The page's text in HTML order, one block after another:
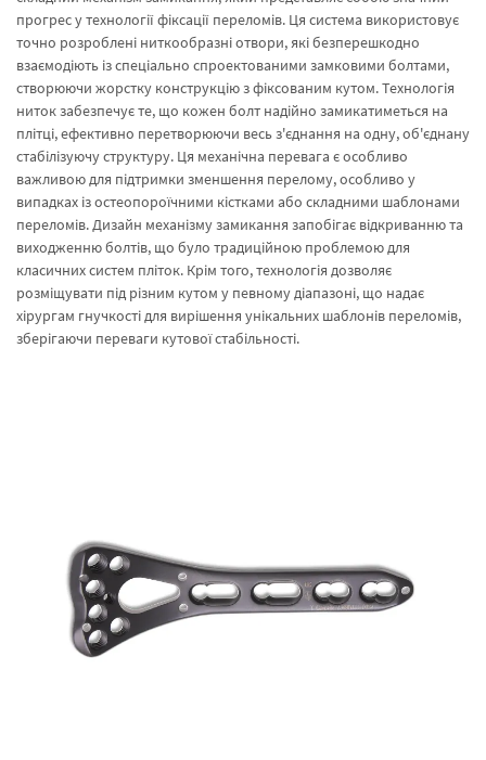
прогрес у технології фіксації переломів. Ця система використовує
точно розроблені ниткообразні отвори, які безперешкодно
взаємодіють із спеціально спроектованими замковими болтами,
створюючи жорстку конструкцію з фіксованим кутом. Технологія
ниток забезпечує те, що кожен болт надійно замикатиметься на
плітці, ефективно перетворюючи весь з'єднання на одну, об'єднану
стабілізуючу структуру. Ця механічна перевага є особливо
важливою для підтримки зменшення перелому, особливо у
випадках із остеопороїчними кістками або складними шаблонами
переломів. Дизайн механізму замикання запобігає відкриванню та
виходженню болтів, що було традиційною проблемою для
класичних систем пліток. Крім того, технологія дозволяє
розміщувати під різним кутом у певному діапазоні, що надає
хірургам гнучкості для вирішення унікальних шаблонів переломів,
зберігаючи переваги кутової стабільності.